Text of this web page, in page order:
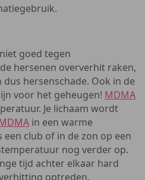
goed tegen
hersenen oververhit raken,
hersenschade. Ook in de
voor het geheugen! MDMA
Je lichaam wordt
in een warme
club of in de zon op een
nog verder op.
tijd achter elkaar hard
optreden.